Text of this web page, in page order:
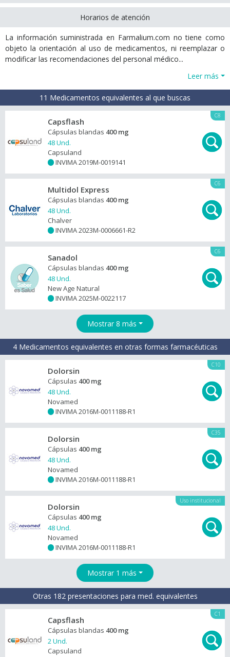
Horarios de atención
La información suministrada en Farmalium.com no tiene como
objeto la orientación al uso de medicamentos, ni reemplazar o
modificar las recomendaciones del personal médico...
Leer más
11 Medicamentos equivalentes al que buscas
C8
Capsflash
Cápsulas blandas 400 mg
48 Und.
Capsuland
INVIMA 2019M-0019141
C6
Multidol Express
Cápsulas blandas 400 mg
48 Und.
Chalver
INVIMA 2023M-0006661-R2
C6
Sanadol
Cápsulas blandas 400 mg
48 Und.
New Age Natural
INVIMA 2025M-0022117
Mostrar 8 más
4 Medicamentos equivalentes en otras formas farmacéuticas
C10
Dolorsin
Cápsulas 400 mg
48 Und.
Novamed
INVIMA 2016M-0011188-R1
C35
Dolorsin
Cápsulas 400 mg
48 Und.
Novamed
INVIMA 2016M-0011188-R1
Uso institucional
Dolorsin
Cápsulas 400 mg
48 Und.
Novamed
INVIMA 2016M-0011188-R1
Mostrar 1 más
Otras 182 presentaciones para med. equivalentes
C1
Capsflash
Cápsulas blandas 400 mg
2 Und.
Capsuland